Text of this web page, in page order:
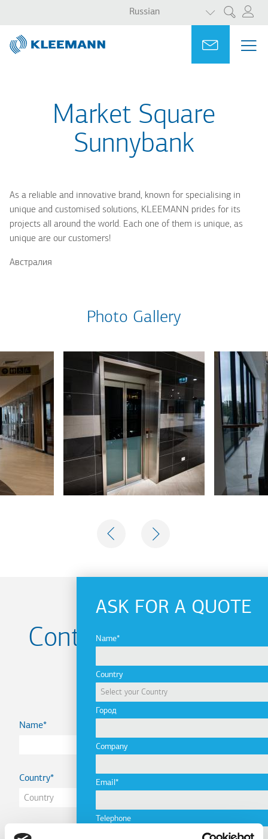
основному
содержанию
main
search
Поиск
Russian
СПИСОК
Ask for
Market Square
Sunnybank
As a reliable and innovative brand, known for specialising in
unique and customised solutions, KLEEMANN prides for its
projects all around the world. Each one of them is unique, as
unique are our customers!
Австралия
Photo Gallery
ASK FOR A QUOTE
Name
Country
Город
Company
Email
Telephone
Portal
Contact us for your
Project
Name
Country
Email